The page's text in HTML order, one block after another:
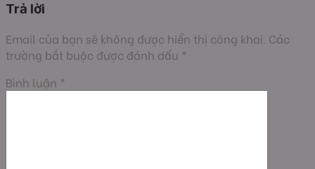
Trả lời
Email của bạn sẽ không được hiển thị công khai. Các
trường bắt buộc được đánh dấu *
Bình luận *